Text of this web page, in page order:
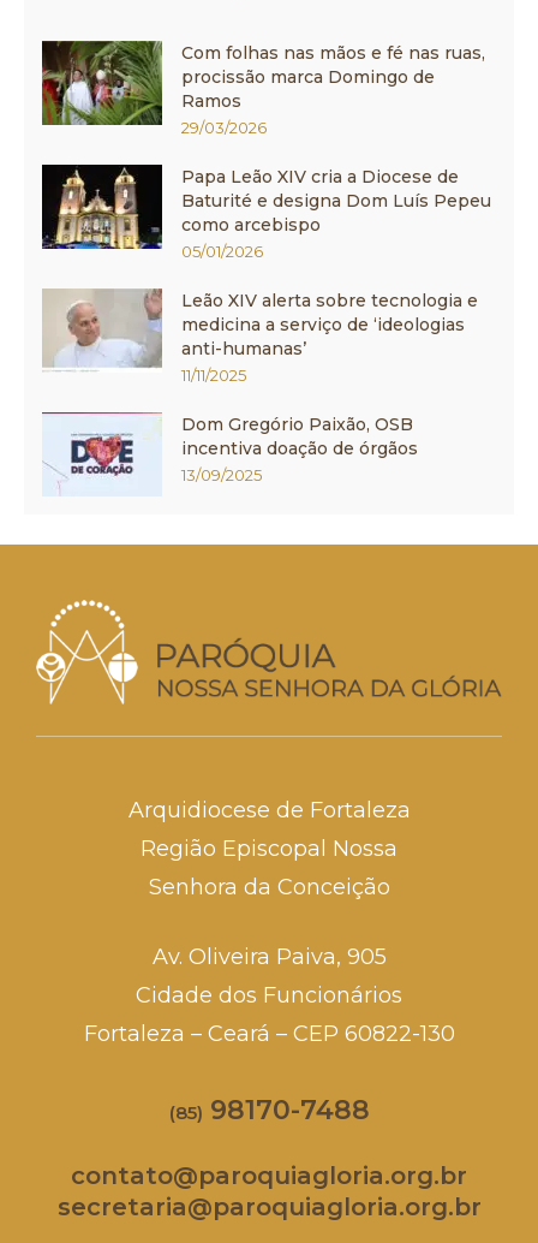
Com folhas nas mãos e fé nas ruas,
procissão marca Domingo de
Ramos
29/03/2026
Papa Leão XIV cria a Diocese de
Baturité e designa Dom Luís Pepeu
como arcebispo
05/01/2026
Leão XIV alerta sobre tecnologia e
medicina a serviço de ‘ideologias
anti-humanas’
11/11/2025
Dom Gregório Paixão, OSB
incentiva doação de órgãos
13/09/2025
Arquidiocese de Fortaleza
Região Episcopal Nossa
Senhora da Conceição
Av. Oliveira Paiva, 905
Cidade dos Funcionários
Fortaleza – Ceará – CEP 60822-130
(85) 98170-7488
contato@paroquiagloria.org.br
secretaria@paroquiagloria.org.br